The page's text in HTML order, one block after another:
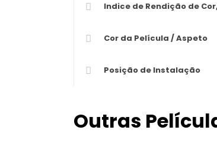
Indice de Rendição de
Cor da Película / Aspeto
Posição de Instalação
Outras